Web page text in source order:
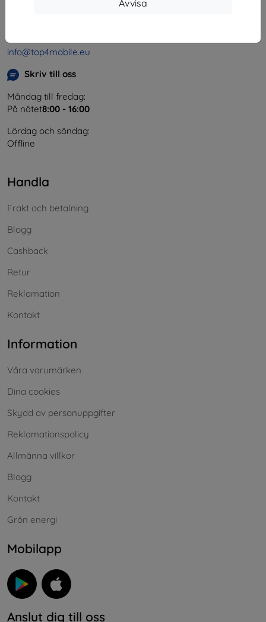
Avvisa
info@top4mobile.eu
Skriv till oss
Måndag till fredag:
På nätet8:00 - 16:00
Lördag och söndag:
Offline
Handla
Frakt och betalning
Blogg
Cashback
Retur
Reklamation
Kontakt
Information
Våra varumärken
Dina cookies
Skydd av personuppgifter
Reklamationspolicy
Allmänna villkor
Blogg
Kontakt
Grön energi
Mobilapp
Anslut dig till oss